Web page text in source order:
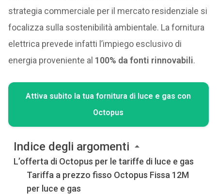
strategia commerciale per il mercato residenziale si
focalizza sulla sostenibilità ambientale. La fornitura
elettrica prevede infatti l’impiego esclusivo di
energia proveniente al 100% da fonti rinnovabili.
Attiva subito la tua fornitura di luce e gas con
Octopus
Indice degli argomenti
L’offerta di Octopus per le tariffe di luce e gas
Tariffa a prezzo fisso Octopus Fissa 12M
per luce e gas